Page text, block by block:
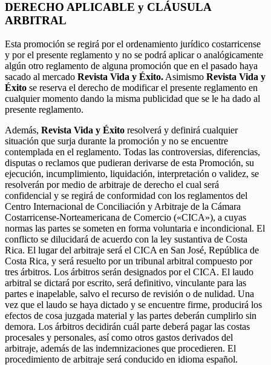
DERECHO APLICABLE y CLÁUSULA
ARBITRAL
Esta promoción se regirá por el ordenamiento jurídico costarricense
y por el presente reglamento y no se podrá aplicar o analógicamente
algún otro reglamento de alguna promoción que en el pasado haya
sacado al mercado Revista Vida y Éxito. Asimismo Revista Vida y
Éxito se reserva el derecho de modificar el presente reglamento en
cualquier momento dando la misma publicidad que se le ha dado al
presente reglamento.
Además, Revista Vida y Éxito resolverá y definirá cualquier
situación que surja durante la promoción y no se encuentre
contemplada en el reglamento. Todas las controversias, diferencias,
disputas o reclamos que pudieran derivarse de esta Promoción, su
ejecución, incumplimiento, liquidación, interpretación o validez, se
resolverán por medio de arbitraje de derecho el cual será
confidencial y se regirá de conformidad con los reglamentos del
Centro Internacional de Conciliación y Arbitraje de la Cámara
Costarricense-Norteamericana de Comercio («CICA»), a cuyas
normas las partes se someten en forma voluntaria e incondicional. El
conflicto se dilucidará de acuerdo con la ley sustantiva de Costa
Rica. El lugar del arbitraje será el CICA en San José, República de
Costa Rica, y será resuelto por un tribunal arbitral compuesto por
tres árbitros. Los árbitros serán designados por el CICA. El laudo
arbitral se dictará por escrito, será definitivo, vinculante para las
partes e inapelable, salvo el recurso de revisión o de nulidad. Una
vez que el laudo se haya dictado y se encuentre firme, producirá los
efectos de cosa juzgada material y las partes deberán cumplirlo sin
demora. Los árbitros decidirán cuál parte deberá pagar las costas
procesales y personales, así como otros gastos derivados del
arbitraje, además de las indemnizaciones que procedieren. El
procedimiento de arbitraje será conducido en idioma español.